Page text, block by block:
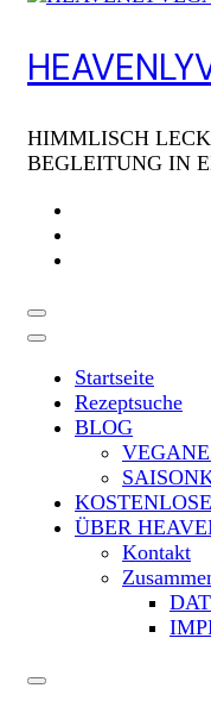
HIMMLISCH
BEGLEITUNG IN
Startseite
Rezeptsuche
BLOG
ÜBER
Kontakt